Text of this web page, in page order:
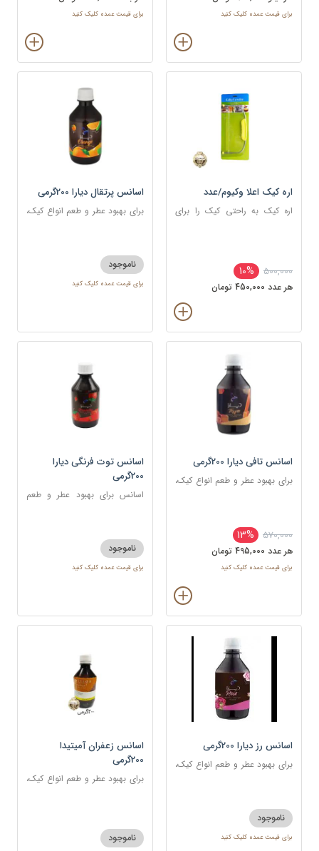
برای قیمت عمده کلیک کنید برای قیمت عمده کلیک کنید
اره کیک اعلا وکیوم/عدد
اره کیک به راحتی کیک را برای
500,000
10%
هر عدد 450,000 تومان
اسانس پرتقال دیارا 200گرمی
برای بهبود عطر و طعم انواع کیک،
ناموجود
برای قیمت عمده کلیک کنید
اسانس تافی دیارا 200گرمی
برای بهبود عطر و طعم انواع کیک،
570,000
13%
هر عدد 495,000 تومان
برای قیمت عمده کلیک کنید
اسانس توت فرنگی دیارا
200گرمی
اسانس برای بهبود عطر و طعم
ناموجود
برای قیمت عمده کلیک کنید
اسانس رز دیارا 200گرمی
برای بهبود عطر و طعم انواع کیک،
ناموجود
برای قیمت عمده کلیک کنید
اسانس زعفران آمیتیدا
200گرمی
برای بهبود عطر و طعم انواع کیک،
ناموجود